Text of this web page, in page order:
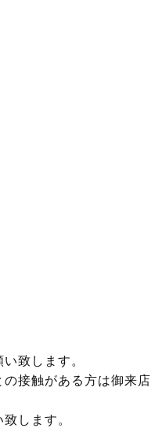
致します。
接触がある方は御来店
します。